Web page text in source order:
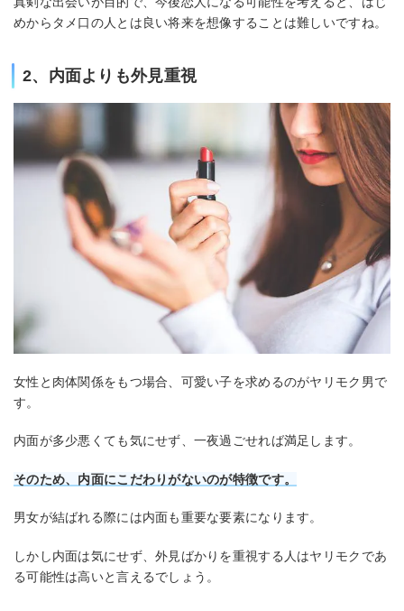
めからタメ口の人とは良い将来を想像することは難しいですね。
2、内面よりも外見重視
女性と肉体関係をもつ場合、可愛い子を求めるのがヤリモク男で
す。
内面が多少悪くても気にせず、一夜過ごせれば満足します。
そのため、内面にこだわりがないのが特徴です。
男女が結ばれる際には内面も重要な要素になります。
しかし内面は気にせず、外見ばかりを重視する人はヤリモクであ
る可能性は高いと言えるでしょう。